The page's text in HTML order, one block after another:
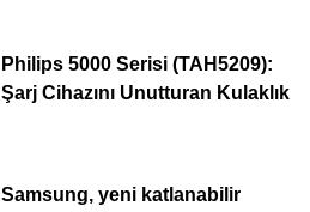
Philips 5000 Serisi (TAH5209):
Şarj Cihazını Unutturan Kulaklık
Samsung, yeni katlanabilir